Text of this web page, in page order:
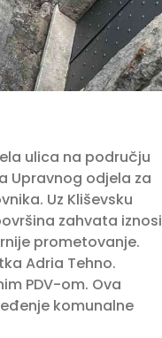
ulica na području
Upravnog odjela za
Uz Kliševsku
zahvata iznosi
prometovanje.
Adria Tehno.
PDV-om. Ova
komunalne